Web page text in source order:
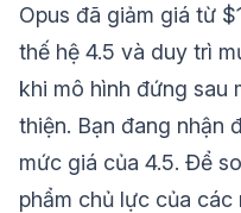
Opus đã giảm giá từ
thế hệ 4.5 và duy trì
khi mô hình đứng sau
thiện. Bạn đang nhận
mức giá của 4.5. Để
phẩm chủ lực của